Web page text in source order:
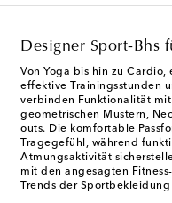
Designer Sport-Bhs
Von Yoga bis hin zu
effektive Trainingsstunden
verbinden Funktionalität
geometrischen Mustern,
outs. Die komfortable
Tragegefühl, während
Atmungsaktivität
mit den angesagten
Trends der